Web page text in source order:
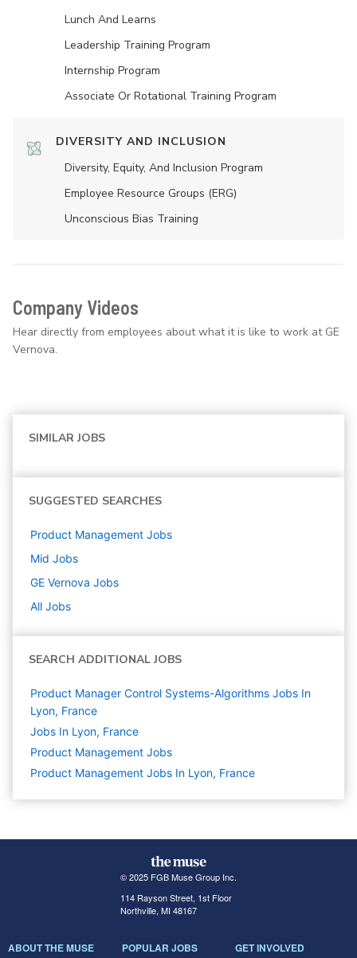
Lunch And Learns
Leadership Training Program
Internship Program
Associate Or Rotational Training Program
DIVERSITY AND INCLUSION
Diversity, Equity, And Inclusion Program
Employee Resource Groups (ERG)
Unconscious Bias Training
Company Videos
Hear directly from employees about what it is like to work at GE
Vernova.
SIMILAR JOBS
SUGGESTED SEARCHES
Product Management Jobs
Mid Jobs
GE Vernova Jobs
All Jobs
SEARCH ADDITIONAL JOBS
Product Manager Control Systems-Algorithms Jobs In
Lyon, France
Jobs In Lyon, France
Product Management Jobs
Product Management Jobs In Lyon, France
© 2025 FGB Muse Group Inc.
114 Rayson Street, 1st Floor
Northville, MI 48167
ABOUT THE MUSE POPULAR JOBS GET INVOLVED